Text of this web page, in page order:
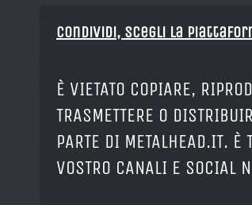
Condividi, Scegli la
È VIETATO COPIARE,
TRASMETTERE O
PARTE DI METALHEAD.IT. È
VOSTRO CANALI E SOCIAL